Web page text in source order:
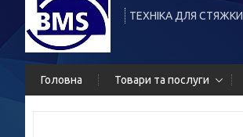
ТЕХНІКА ДЛЯ СТЯЖКИ
Головна Товари та послуги